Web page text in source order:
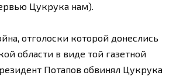
Цукрука нам).
отголоски которой донеслись
области в виде той газетной
Потапов обвинял Цукрука